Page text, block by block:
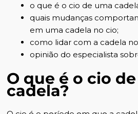
o que é o cio de uma
quais mudanças
em uma cadela no cio;
como lidar com a cadela
opinião do especialista
O que é o cio
cadela?